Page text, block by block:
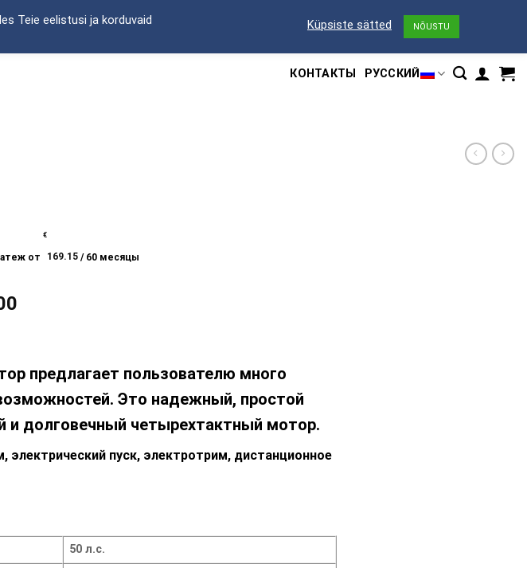
ГИДРОМАССАЖНЫЕ ВАННЫ УСЛУГИ
КОНТАКТЫ РУССКИЙ
от
€
169.15 / 60 месяцы
€7,657.00
предлагает пользователю много
Это надежный, простой
и долговечный четырехтактный мотор.
электрический пуск, электротрим, дистанционное
50 л.с.
Teie eelistusi ja korduvaid
Küpsiste sätted NÕUSTU